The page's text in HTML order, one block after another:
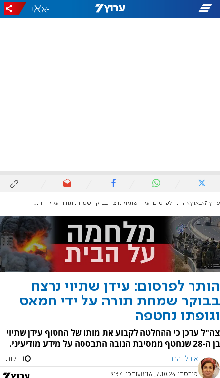
-
+
ערוץ 7 בארץ הותר לפרסום: עידן שתיוי נרצח בבוקר שמחת תורה על ידי חמאס וגופתו נחטפה
הותר לפרסום: עידן שתיוי נרצח
בבוקר שמחת תורה על ידי חמאס
וגופתו נחטפה
צה"ל עדכן כי ההחלטה לקבוע את מותו של החטוף עידן שתיוי
בן ה-28 שנחטף ממסיבת הנובה התבססה על מידע מודיעיני.
אורלי הררי 1 דקות
פורסם: 7.10.24, 8:16 עודכן: 9:37